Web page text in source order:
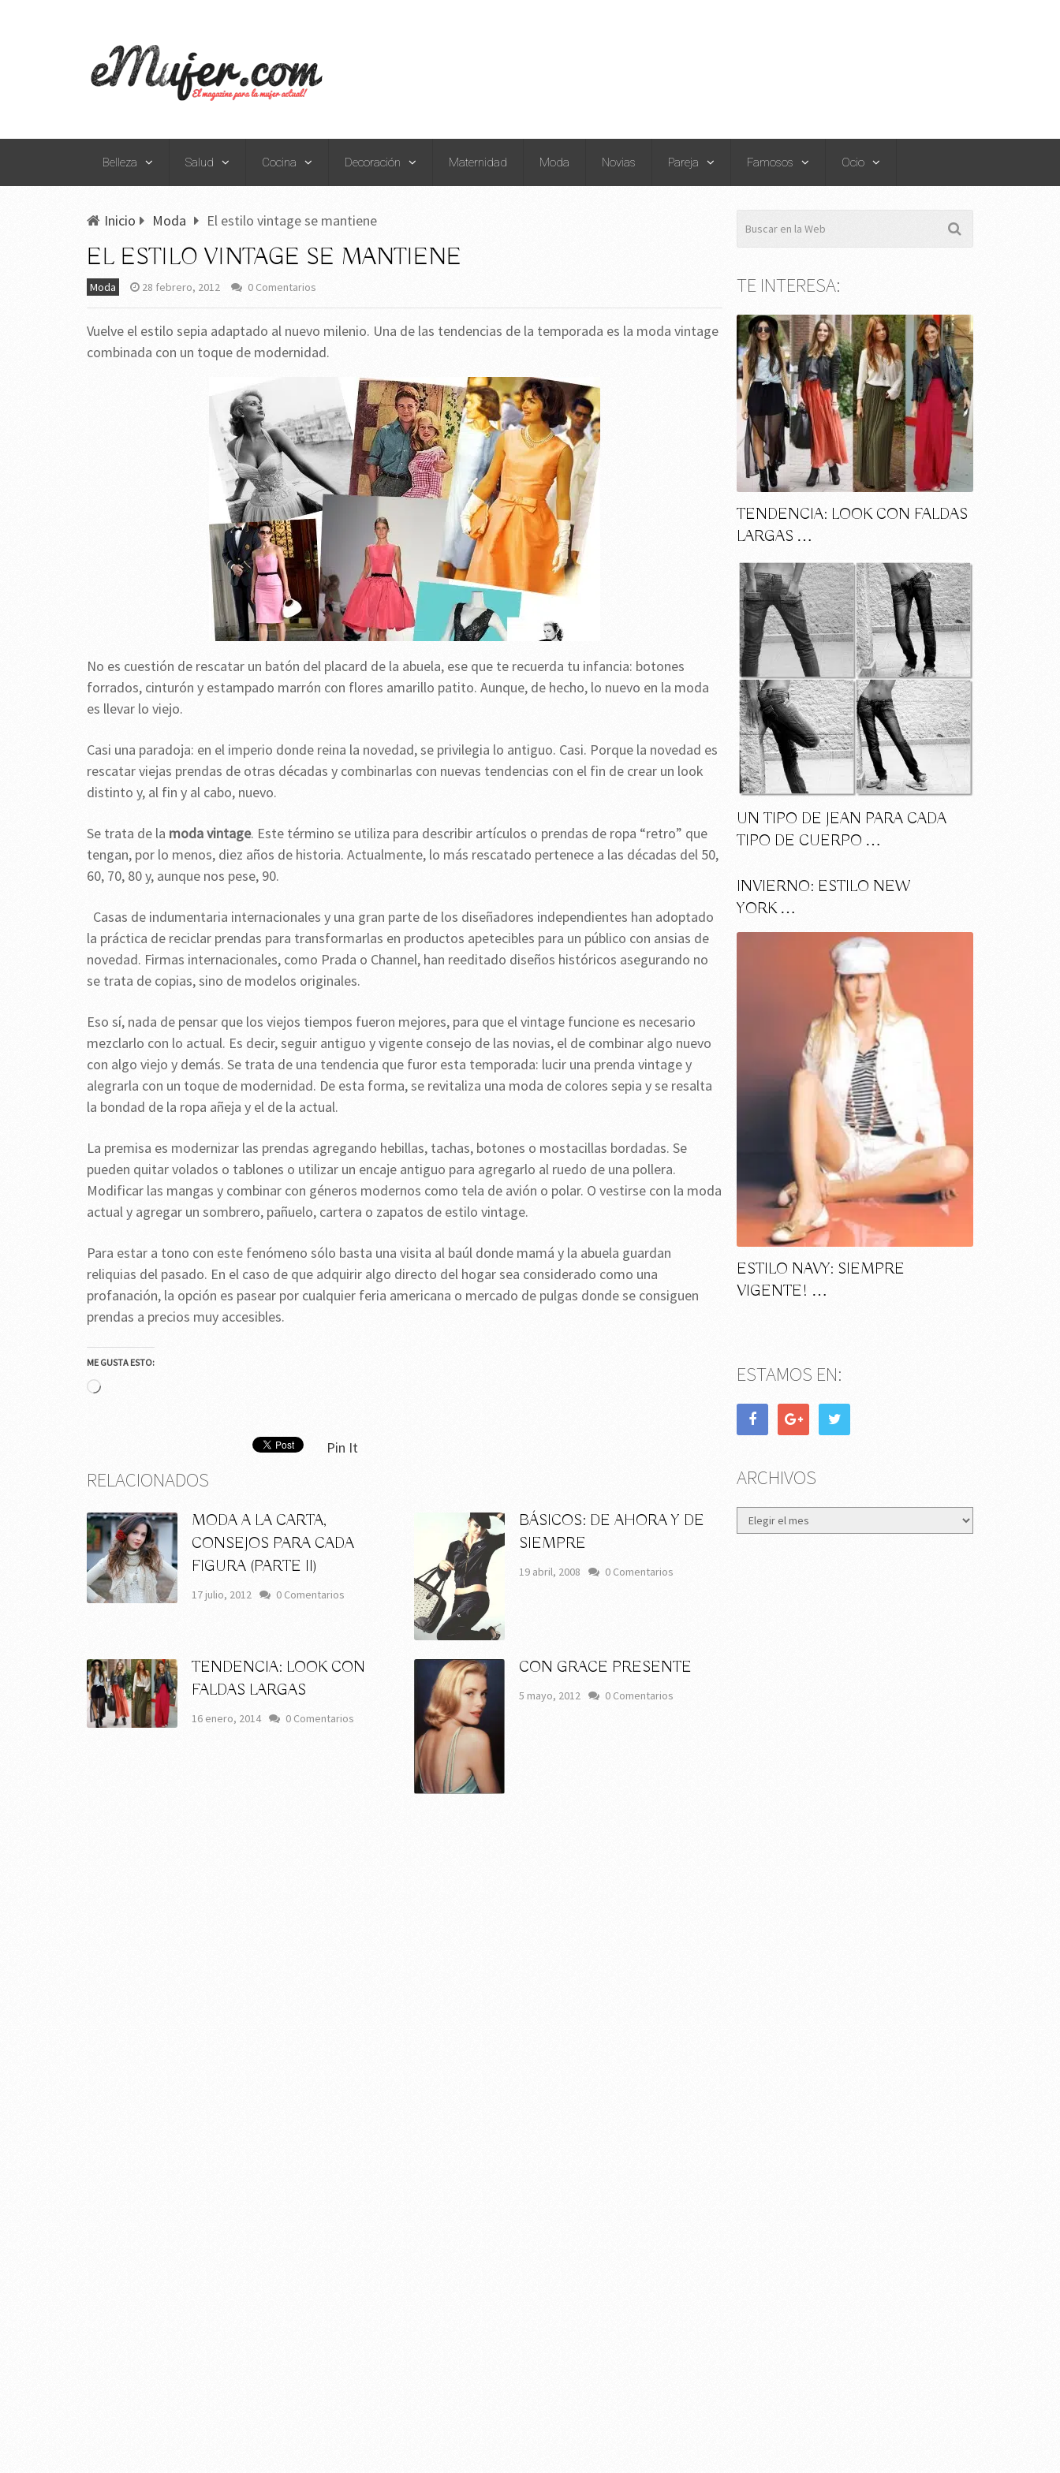
Belleza Salud Cocina Decoración Maternidad Moda Novias Pareja Famosos Ocio
Inicio Moda El estilo vintage se mantiene
EL ESTILO VINTAGE SE MANTIENE
Moda 28 febrero, 2012 0 Comentarios
Vuelve el estilo sepia adaptado al nuevo milenio. Una de las tendencias de la temporada es la moda vintage
combinada con un toque de modernidad.
No es cuestión de rescatar un batón del placard de la abuela, ese que te recuerda tu infancia: botones
forrados, cinturón y estampado marrón con flores amarillo patito. Aunque, de hecho, lo nuevo en la moda
es llevar lo viejo.
Casi una paradoja: en el imperio donde reina la novedad, se privilegia lo antiguo. Casi. Porque la novedad es
rescatar viejas prendas de otras décadas y combinarlas con nuevas tendencias con el fin de crear un look
distinto y, al fin y al cabo, nuevo.
Se trata de la moda vintage. Este término se utiliza para describir artículos o prendas de ropa “retro” que
tengan, por lo menos, diez años de historia. Actualmente, lo más rescatado pertenece a las décadas del 50,
60, 70, 80 y, aunque nos pese, 90.
Casas de indumentaria internacionales y una gran parte de los diseñadores independientes han adoptado
la práctica de reciclar prendas para transformarlas en productos apetecibles para un público con ansias de
novedad. Firmas internacionales, como Prada o Channel, han reeditado diseños históricos asegurando no
se trata de copias, sino de modelos originales.
Eso sí, nada de pensar que los viejos tiempos fueron mejores, para que el vintage funcione es necesario
mezclarlo con lo actual. Es decir, seguir antiguo y vigente consejo de las novias, el de combinar algo nuevo
con algo viejo y demás. Se trata de una tendencia que furor esta temporada: lucir una prenda vintage y
alegrarla con un toque de modernidad. De esta forma, se revitaliza una moda de colores sepia y se resalta
la bondad de la ropa añeja y el de la actual.
La premisa es modernizar las prendas agregando hebillas, tachas, botones o mostacillas bordadas. Se
pueden quitar volados o tablones o utilizar un encaje antiguo para agregarlo al ruedo de una pollera.
Modificar las mangas y combinar con géneros modernos como tela de avión o polar. O vestirse con la moda
actual y agregar un sombrero, pañuelo, cartera o zapatos de estilo vintage.
Para estar a tono con este fenómeno sólo basta una visita al baúl donde mamá y la abuela guardan
reliquias del pasado. En el caso de que adquirir algo directo del hogar sea considerado como una
profanación, la opción es pasear por cualquier feria americana o mercado de pulgas donde se consiguen
prendas a precios muy accesibles.
ME GUSTA ESTO:
Cargando...
Pin It
RELACIONADOS
MODA A LA CARTA,
CONSEJOS PARA CADA
FIGURA (PARTE II)
17 julio, 2012 0 Comentarios
BÁSICOS: DE AHORA Y DE
SIEMPRE
19 abril, 2008 0 Comentarios
TENDENCIA: LOOK CON
FALDAS LARGAS
16 enero, 2014 0 Comentarios
CON GRACE PRESENTE
5 mayo, 2012 0 Comentarios
TE INTERESA:
TENDENCIA: LOOK CON FALDAS
LARGAS …
UN TIPO DE JEAN PARA CADA
TIPO DE CUERPO …
INVIERNO: ESTILO NEW
YORK …
ESTILO NAVY: SIEMPRE
VIGENTE! …
ESTAMOS EN:
ARCHIVOS
Archivos